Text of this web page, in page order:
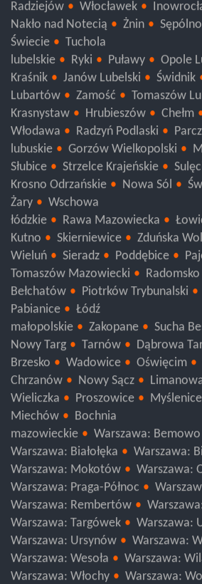
Wąbrzeźno Aleksandrów Kujawski
Radziejów
Włocławek
Nakło nad Notecią
Świecie
Tuchola
lubelskie
Ryki Puławy Opole
Kraśnik
Janów Lubelski Świdnik
Lubartów
Zamość
Tomaszów
Krasnystaw
Hrubieszów Chełm
Włodawa
Radzyń Podlaski
lubuskie
Gorzów Wielkopolski
Słubice
Strzelce Krajeńskie
Krosno Odrzańskie
Żary
Wschowa
łódzkie
Rawa Mazowiecka
Kutno
Skierniewice Zduńska
Wieluń
Sieradz Poddębice
Tomaszów Mazowiecki
Radomsko
Bełchatów
Piotrków Trybunalski
Pabianice
Łódź
małopolskie
Zakopane
Sucha
Nowy Targ
Tarnów
Dąbrowa
Brzesko
Wadowice Oświęcim
Chrzanów
Nowy Sącz Limanowa
Wieliczka
Proszowice
Miechów
Bochnia
mazowieckie
Warszawa: Bemowo
Warszawa: Białołęka
Warszawa:
Warszawa: Mokotów
Warszawa:
Warszawa: Praga-Północ
Warszawa: Rembertów
Warszawa: Targówek
Warszawa:
Warszawa: Ursynów
Warszawa:
Warszawa: Wesoła
Warszawa: